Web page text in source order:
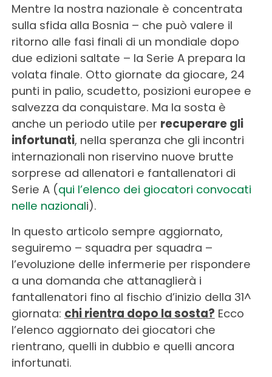
Mentre la nostra nazionale è concentrata
sulla sfida alla Bosnia – che può valere il
ritorno alle fasi finali di un mondiale dopo
due edizioni saltate – la Serie A prepara la
volata finale. Otto giornate da giocare, 24
punti in palio, scudetto, posizioni europee e
salvezza da conquistare. Ma la sosta è
anche un periodo utile per recuperare gli
infortunati, nella speranza che gli incontri
internazionali non riservino nuove brutte
sorprese ad allenatori e fantallenatori di
Serie A (qui l’elenco dei giocatori convocati
nelle nazionali).
In questo articolo sempre aggiornato,
seguiremo – squadra per squadra –
l’evoluzione delle infermerie per rispondere
a una domanda che attanaglierà i
fantallenatori fino al fischio d’inizio della 31^
giornata: chi rientra dopo la sosta? Ecco
l’elenco aggiornato dei giocatori che
rientrano, quelli in dubbio e quelli ancora
infortunati.